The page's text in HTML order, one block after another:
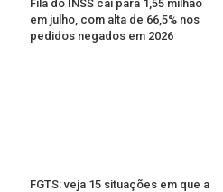
Fila do INSS cai para 1,55 milhão
em julho, com alta de 66,5% nos
pedidos negados em 2026
FGTS: veja 15 situações em que a